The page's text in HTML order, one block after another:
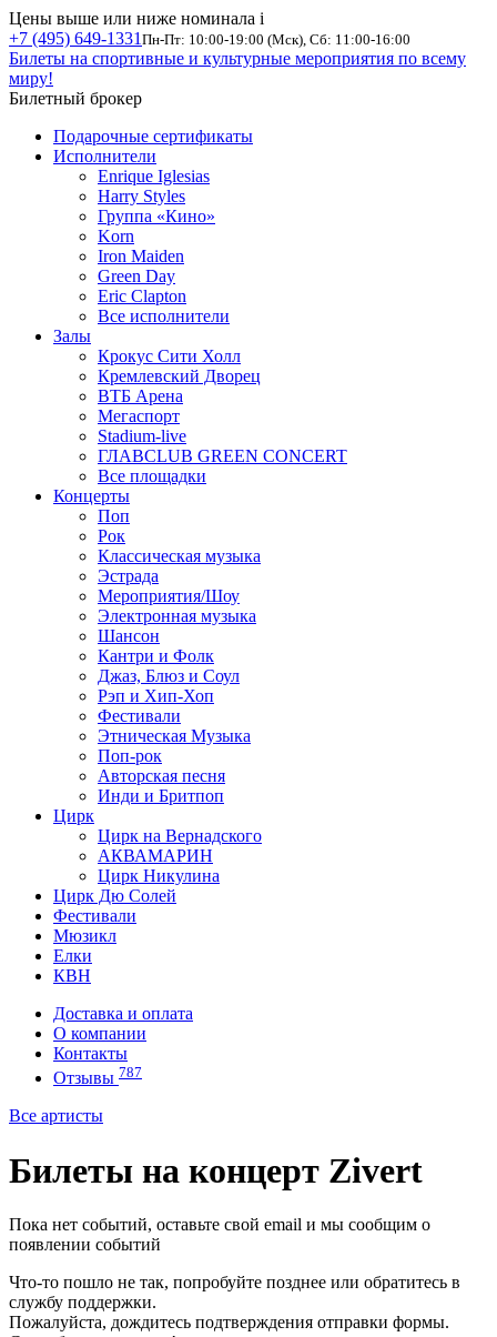
Цены выше или ниже номинала i
+7 (495) 649-1331 Пн-Пт: 10:00-19:00 (Мск), Сб: 11:00-16:00
Билеты на спортивные и культурные мероприятия по всему
миру!
Билетный брокер
Подарочные сертификаты
Исполнители
Enrique Iglesias
Harry Styles
Группа «Кино»
Korn
Iron Maiden
Green Day
Eric Clapton
Все исполнители
Залы
Крокус Сити Холл
Кремлевский Дворец
ВТБ Арена
Мегаспорт
Stadium-live
ГЛАВCLUB GREEN CONCERT
Все площадки
Концерты
Поп
Рок
Классическая музыка
Эстрада
Мероприятия/Шоу
Электронная музыка
Шансон
Кантри и Фолк
Джаз, Блюз и Соул
Рэп и Хип-Хоп
Фестивали
Этническая Музыка
Поп-рок
Авторская песня
Инди и Бритпоп
Цирк
Цирк на Вернадского
АКВАМАРИН
Цирк Никулина
Цирк Дю Солей
Фестивали
Мюзикл
Елки
КВН
Доставка и оплата
О компании
Контакты
Отзывы 787
Все артисты
Билеты на концерт Zivert
Пока нет событий, оставьте свой email и мы сообщим о
появлении событий
Что-то пошло не так, попробуйте позднее или обратитесь в
службу поддержки.
Пожалуйста, дождитесь подтверждения отправки формы.